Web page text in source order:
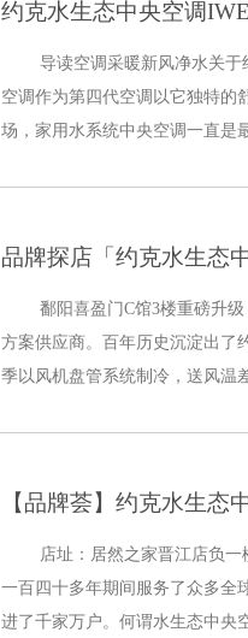
约克水生态中央空调
导读空调采暖新风净水关
空调作为第四代空调以它独特的
场，家用水系统中央空调一直是
品牌探店「约克水生态
鄱阳喜盈门C馆3楼重磅升
方案供应商。百年历史沉淀出了
季以风机盘管系统制冷，送风温
【品牌荟】约克水生态
店址：居然之家晋江店负
一百四十多年期间服务了众多全
进了千家万户。何谓水生态中央